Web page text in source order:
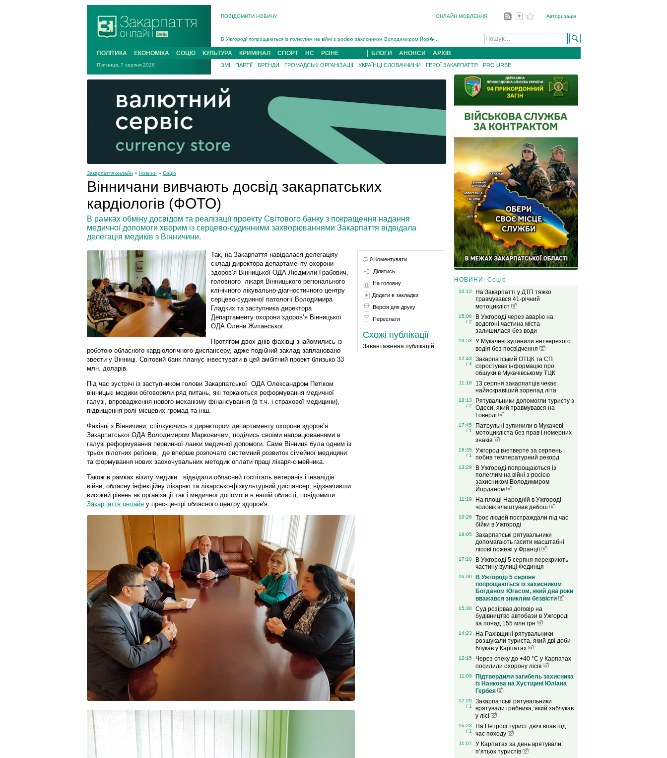
ПОВІДОМИТИ НОВИНУ ОНЛАЙН МОВЛЕННЯ Авторизація
Інструктора районного ТЦК на Закарпатті судитимуть за обвинуваченням у катув...
В Ужгороді 5 серпня попрощаються із захисником Богданом Югасом, який два роки �...
Підтвердили загибель захисника із Нанкова на Хустщині Юліана Гербея (ФОТО)[/gree...
На війні з рф поліг військовий з Виноградова Ігнат Роздяловський (ФОТО)...
На Хустщині внаслідок ДТП за участі трьох авто постраждали 13 людей (ФОТО)...
Інструктора районного ТЦК на Закарпатті судитимуть за обвинувачен...
ПОЛІТИКА ЕКОНОМІКА СОЦІО КУЛЬТУРА КРИМІНАЛ СПОРТ НС РІЗНЕ БЛОГИ АНОНСИ АРХІВ
П'ятниця, 7 серпня 2026 ЗМІ ПАРТІЇ БРЕНДИ ГРОМАДСЬКІ ОРГАНІЗАЦІЇ УКРАЇНЦІ СЛОВАЧЧИНИ ГЕРОЇ ЗАКАРПАТТЯ PRO URBE
Закарпаття онлайн » Новини » Соціо
Вінничани вивчають досвід закарпатських
кардіологів (ФОТО)
В рамках обміну досвідом та реалізації проекту Світового банку з покращення надання
медичної допомоги хворим із серцево-судинними захворюваннями Закарпаття відвідала
делегація медиків з Вінничини.
Так, на Закарпаття навідалася делегаціяу
складі директора департаменту охорони
здоров’я Вінницької ОДА Людмили Грабович,
головного лікаря Вінницького регіонального
клінічного лікувально-діагностичного центру
серцево-судинної патології Володимира
Гладких та заступника директора
Департаменту охорони здоров’я Вінницької
ОДА Олени Житанської.
Протягом двох днів фахівці знайомились із
роботою обласного кардіологічного диспансеру, адже подібний заклад заплановано
звести у Вінниці. Світовий банк планує інвестувати в цей амбітний проект близько 33
млн. доларів.
Під час зустрічі із заступником голови Закарпатської ОДА Олександром Петіком
вінницькі медики обговорили ряд питань, які торкаються реформування медичної
галузі, впровадження нового механізму фінансування (в т.ч. і страхової медицини),
підвищення ролі місцевих громад та інш.
Фахівці з Вінничини, спілкуючись з директором департаменту охорони здоров’я
Закарпатської ОДА Володимиром Марковичем, поділись своїми напрацюваннями в
галузі реформування первинної ланки медичної допомоги. Саме Вінниця була одним із
трьох пілотних регіонів, де вперше розпочато системний розвиток сімейної медицини
та формування нових заохочувальних методик оплати праці лікаря-сімейника.
Також в рамках візиту медики відвідали обласний госпіталь ветеранів і інвалідів
війни, обласну інфекційну лікарню та лікарсько-фізкультурний диспансер, відзначивши
високий рівень як організації так і медичної допомоги в нашій області, повідомили
Закарпаття онлайну прес-центрі обласного центру здоров'я.
0 Коментувати
Ділитись
На головну
Додати в закладки
Версія для друку
Переслати
Схожі публікації
Завантаження публікацій...
НОВИНИ: Соціо
10:12
На Закарпатті у ДТП тяжко
травмувався 41-річний
мотоцикліст
15:06
/ 2
В Ужгороді через аварію на
водогоні частина міста
залишилася без води
13:53
У Мукачеві зупинили нетверезого
водія без посвідчення
12:43
/ 4
Закарпатський ОТЦК та СП
спростував інформацію про
обшуки в Мукачівському ТЦК
11:18
13 серпня закарпатців чекає
найяскравіший зорепад літа
18:13
/ 2
Рятувальники допомогли туристу з
Одеси, який травмувався на
Говерлі
17:45
/ 1
Патрульні зупинили в Мукачеві
мотоцикліста без прав і номерних
знаків
16:35
/ 1
Ужгород вчетверте за серпень
побив температурний рекорд
13:29
В Ужгороді попрощаються із
полеглим на війні з росією
захисником Володимиром
Йорданом
11:19
На площі Народній в Ужгороді
чоловік влаштував дебош
10:26
Троє людей постраждали під час
бійки в Ужгороді
18:05
Закарпатські рятувальники
допомагають гасити масштабні
лісові пожежі у Франції
17:10
В Ужгороді 5 серпня перекриють
частину вулиці Фединця
16:00
В Ужгороді 5 серпня
попрощаються із захисником
Богданом Югасом, який два роки
вважався зниклим безвісти
15:30
Суд розірвав договір на
будівництво автобази в Ужгороді
за понад 155 млн грн
14:23
На Рахівщині рятувальники
розшукали туриста, який дві доби
блукав у Карпатах
12:15
Через спеку до +40 °C у Карпатах
посилили охорону лісів
11:09
Підтвердили загибель захисника
із Нанкова на Хустщині Юліана
Гербея
17:29
/ 1
Закарпатські рятувальники
врятували грибника, який заблукав
у лісі
16:23
/ 1
На Петросі турист двічі впав під
час походу
11:07
У Карпатах за день врятували
п’ятьох туристів